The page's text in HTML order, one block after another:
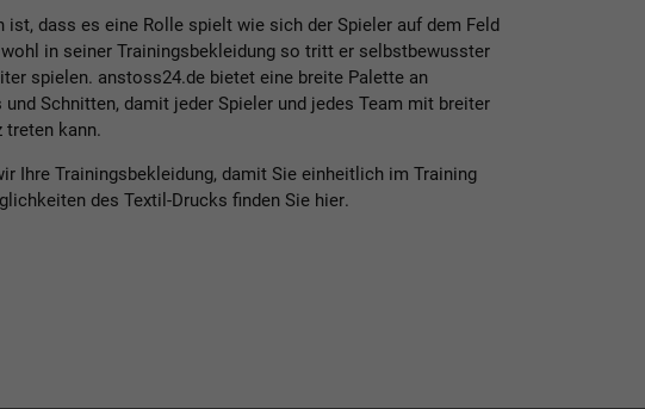
ist, dass es eine Rolle spielt wie sich der Spieler auf dem Feld
in seiner Trainingsbekleidung so tritt er selbstbewusster
spielen. anstoss24.de bietet eine breite Palette an
und Schnitten, damit jeder Spieler und jedes Team mit breiter
treten kann.
Ihre Trainingsbekleidung, damit Sie einheitlich im Training
des Textil-Drucks finden Sie hier.